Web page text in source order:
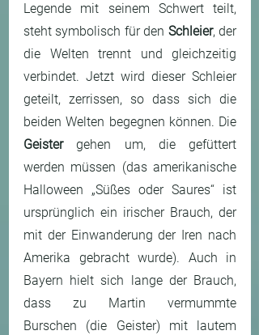
Legende mit seinem Schwert teilt,
steht symbolisch für den Schleier, der
die Welten trennt und gleichzeitig
verbindet. Jetzt wird dieser Schleier
geteilt, zerrissen, so dass sich die
Geister gehen um, die gefüttert
werden müssen (das amerikanische
Halloween „Süßes oder Saures“ ist
ursprünglich ein irischer Brauch, der
mit der Einwanderung der Iren nach
Amerika gebracht wurde). Auch in
Bayern hielt sich lange der Brauch,
dass zu Martin vermummte
Burschen (die Geister) mit lautem